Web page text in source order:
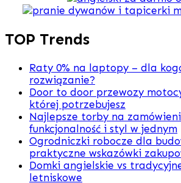
TOP Trends
Raty 0% na laptopy – dla
rozwiązanie?
Door to door przewozy
której potrzebujesz
Najlepsze torby na
funkcjonalność i styl w jednym
Ogrodniczki robocze dla
praktyczne wskazówki
Domki angielskie vs
letniskowe